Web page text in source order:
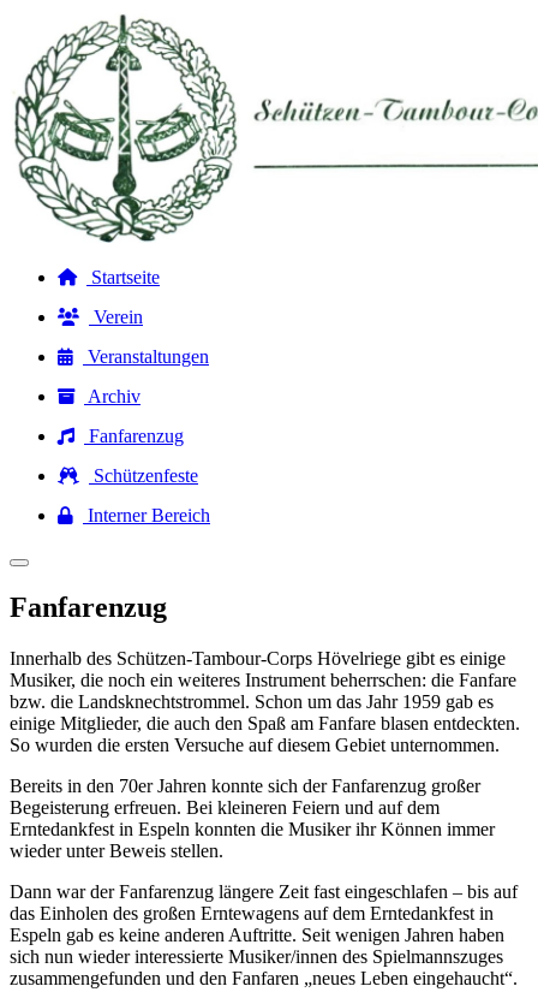
Startseite
Verein
Veranstaltungen
Archiv
Fanfarenzug
Schützenfeste
Interner Bereich
Fanfarenzug
Innerhalb des Schützen-Tambour-Corps Hövelriege gibt es einige
Musiker, die noch ein weiteres Instrument beherrschen: die Fanfare
bzw. die Landsknechtstrommel. Schon um das Jahr 1959 gab es
einige Mitglieder, die auch den Spaß am Fanfare blasen entdeckten.
So wurden die ersten Versuche auf diesem Gebiet unternommen.
Bereits in den 70er Jahren konnte sich der Fanfarenzug großer
Begeisterung erfreuen. Bei kleineren Feiern und auf dem
Erntedankfest in Espeln konnten die Musiker ihr Können immer
wieder unter Beweis stellen.
Dann war der Fanfarenzug längere Zeit fast eingeschlafen – bis auf
das Einholen des großen Erntewagens auf dem Erntedankfest in
Espeln gab es keine anderen Auftritte. Seit wenigen Jahren haben
sich nun wieder interessierte Musiker/innen des Spielmannszuges
zusammengefunden und den Fanfaren „neues Leben eingehaucht“.